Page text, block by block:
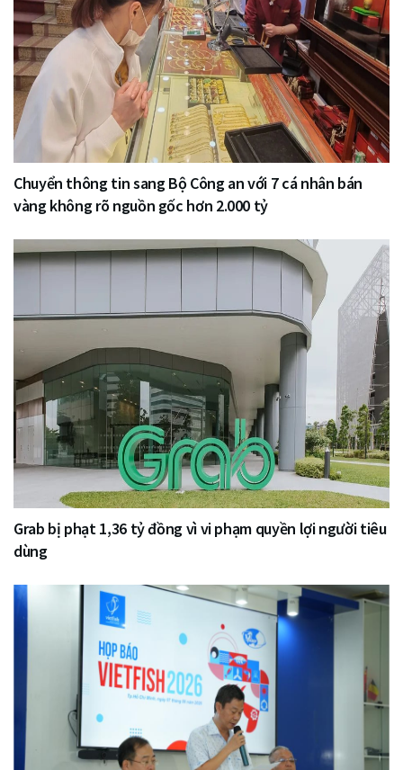
Chuyển thông tin sang Bộ Công an với 7 cá nhân bán
vàng không rõ nguồn gốc hơn 2.000 tỷ
Grab bị phạt 1,36 tỷ đồng vì vi phạm quyền lợi người tiêu
dùng